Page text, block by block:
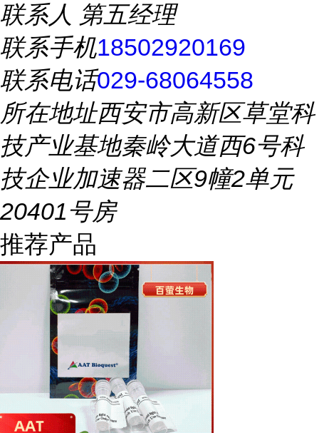
联系人 第五经理
联系手机18502920169
联系电话029-68064558
所在地址西安市高新区草堂科
技产业基地秦岭大道西6号科
技企业加速器二区9幢2单元
20401号房
推荐产品